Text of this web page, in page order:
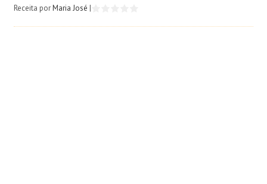
Receita porMaria José |